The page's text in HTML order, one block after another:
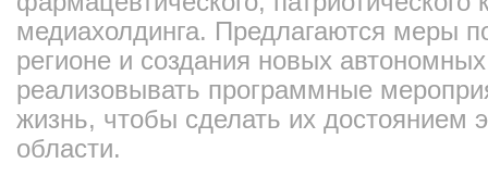
медиахолдинга. Предлагаются меры
регионе и создания новых
реализовывать программные
жизнь, чтобы сделать их достоянием
области.